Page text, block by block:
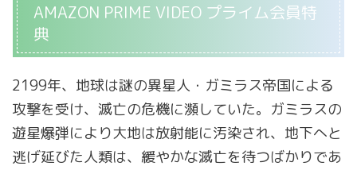
AMAZON PRIME VIDEO プライム会員特
典
2199年、地球は謎の異星人・ガミラス帝国による
攻撃を受け、滅亡の危機に瀕していた。ガミラスの
遊星爆弾により大地は放射能に汚染され、地下へと
逃げ延びた人類は、緩やかな滅亡を待つばかりであ